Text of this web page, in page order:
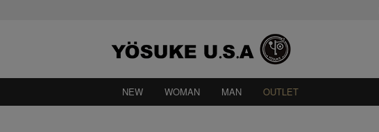
NEW WOMAN MAN OUTLET